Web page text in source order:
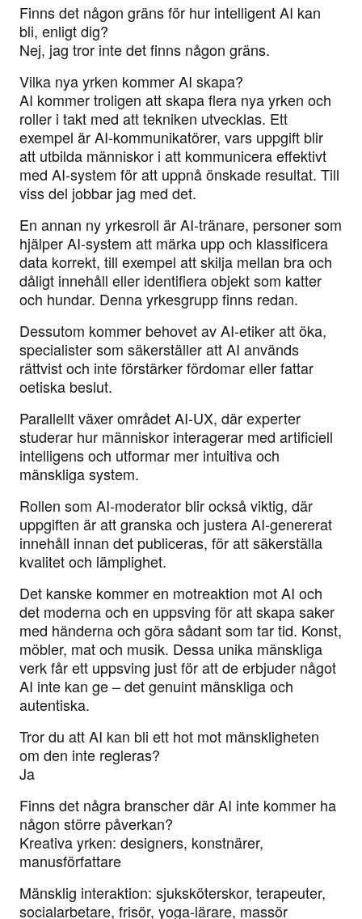
Finns det någon gräns för hur intelligent AI kan
bli, enligt dig?
Nej, jag tror inte det finns någon gräns.
Vilka nya yrken kommer AI skapa?
AI kommer troligen att skapa flera nya yrken och
roller i takt med att tekniken utvecklas. Ett
exempel är AI-kommunikatörer, vars uppgift blir
att utbilda människor i att kommunicera effektivt
med AI-system för att uppnå önskade resultat. Till
viss del jobbar jag med det.
En annan ny yrkesroll är AI-tränare, personer som
hjälper AI-system att märka upp och klassificera
data korrekt, till exempel att skilja mellan bra och
dåligt innehåll eller identifiera objekt som katter
och hundar. Denna yrkesgrupp finns redan.
Dessutom kommer behovet av AI-etiker att öka,
specialister som säkerställer att AI används
rättvist och inte förstärker fördomar eller fattar
oetiska beslut.
Parallellt växer området AI-UX, där experter
studerar hur människor interagerar med artificiell
intelligens och utformar mer intuitiva och
mänskliga system.
Rollen som AI-moderator blir också viktig, där
uppgiften är att granska och justera AI-genererat
innehåll innan det publiceras, för att säkerställa
kvalitet och lämplighet.
Det kanske kommer en motreaktion mot AI och
det moderna och en uppsving för att skapa saker
med händerna och göra sådant som tar tid. Konst,
möbler, mat och musik. Dessa unika mänskliga
verk får ett uppsving just för att de erbjuder något
AI inte kan ge – det genuint mänskliga och
autentiska.
Tror du att AI kan bli ett hot mot mänskligheten
om den inte regleras?
Ja
Finns det några branscher där AI inte kommer ha
någon större påverkan?
Kreativa yrken: designers, konstnärer,
manusförfattare
Mänsklig interaktion: sjuksköterskor, terapeuter,
socialarbetare, frisör, yoga-lärare, massör